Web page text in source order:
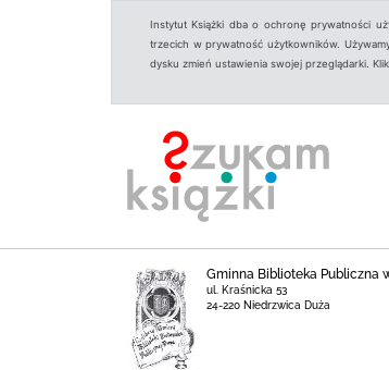
Instytut Książki dba o ochronę prywatności
trzecich w prywatność użytkowników.
dysku zmień ustawienia swojej przeglądarki.
Gminna Biblioteka Publiczna
ul. Kraśnicka 53
24-220 Niedrzwica Duża